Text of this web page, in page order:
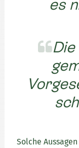
es
Solche